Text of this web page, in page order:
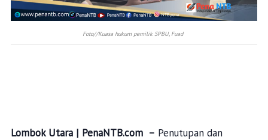
Foto//Kuasa hukum pemilik SPBU, Fuad
Lombok Utara | PenaNTB.com – Penutupan dan